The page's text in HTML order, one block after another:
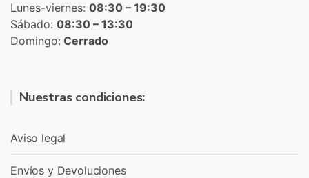
Lunes-viernes: 08:30 – 19:30
Sábado: 08:30 – 13:30
Domingo: Cerrado
Nuestras condiciones:
Aviso legal
Envíos y Devoluciones